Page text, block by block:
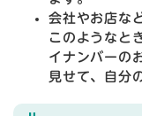
会社やお店な
このようなと
イナンバーの
見せて、自分